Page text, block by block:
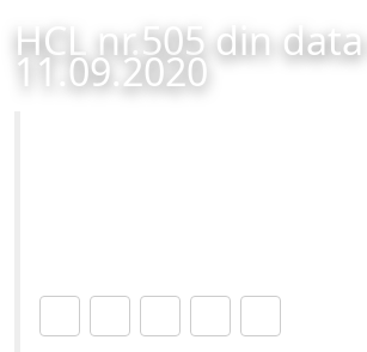
HCL nr.505 din
11.09.2020